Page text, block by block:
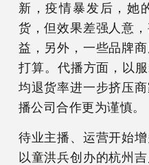
新，疫情暴发后，她
货，但效果差强人意
益，另外，一些品牌
打算。代播方面，以
均退货率进一步挤压
播公司合作更为谨慎。
待业主播、运营开始
以童洪兵创办的杭州